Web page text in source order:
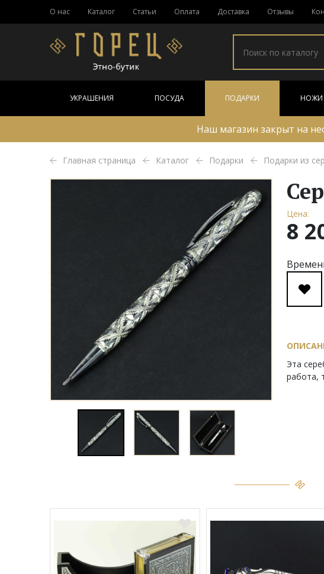
О нас Каталог Статьи Оплата Доставка Отзывы
УКРАШЕНИЯ ПОСУДА ПОДАРКИ НОЖИ
Наш магазин закрыт на
Главная страница Каталог Подарки Подарки из
Цена:
8
Эта
работа,